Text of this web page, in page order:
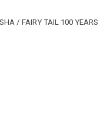
/ FAIRY TAIL 100